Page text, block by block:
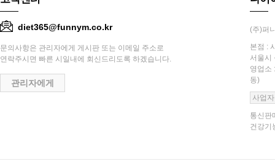
diet365@funnym.co.kr
문의사항은 관리자에게 게시판 또는 이메일 주소로
연락주시면 빠른 시일내에 회신드리도록 하겠습니다.
관리자에게
(주)퍼
본점 :
서울시
영업소
동)
사업
통신판
건강기